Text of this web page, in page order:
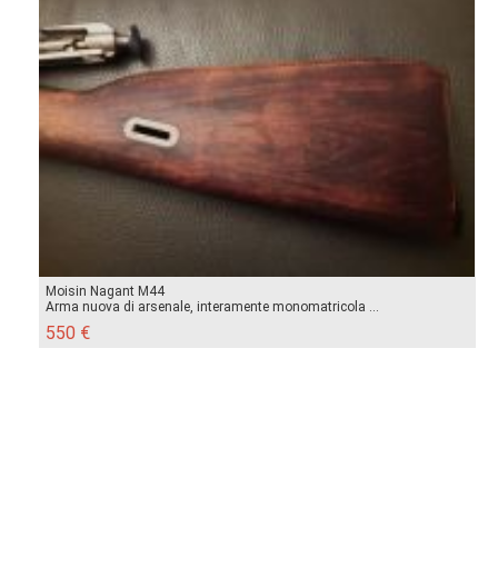
Moisin Nagant M44
Arma nuova di arsenale, interamente monomatricola ...
550 €